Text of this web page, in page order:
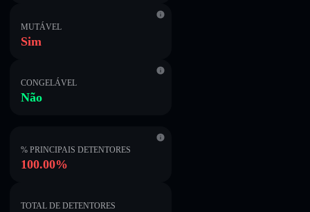
MUTÁVEL
Sim
CONGELÁVEL
Não
% PRINCIPAIS DETENTORES
100.00%
TOTAL DE DETENTORES